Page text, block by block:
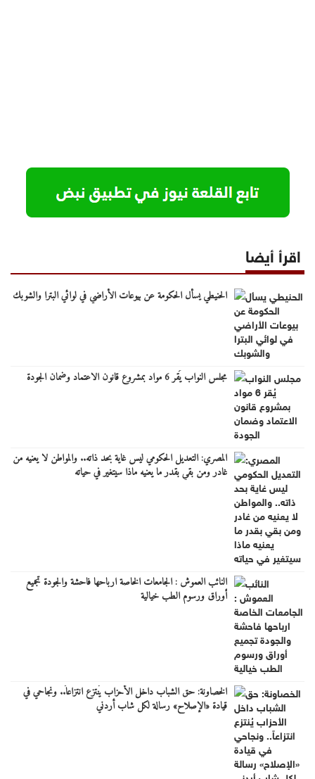
اقرأ أيضا
الحنيطي يسأل الحكومة عن بيوعات الأراضي في لوائي البترا والشوبك
مجلس النواب يُقر 6 مواد بمشروع قانون الاعتماد وضمان الجودة
المصري: التعديل الحكومي ليس غاية بحد ذاته.. والمواطن لا يعنيه من
غادر ومن بقي بقدر ما يعنيه ماذا سيتغير في حياته
النائب العموش : الجامعات الخاصة ارباحها فاحشة والجودة تجميع
أوراق ورسوم الطب خيالية
الخصاونة: حق الشباب داخل الأحزاب يُنتزع انتزاعاً.. ونجاحي في
قيادة «الإصلاح» رسالة لكل شاب أردني